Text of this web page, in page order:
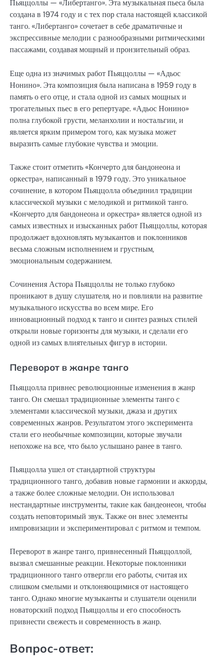
Пьяццоллы — «Либертанго». Эта музыкальная пьеса была
создана в 1974 году и с тех пор стала настоящей классикой
танго. «Либертанго» сочетает в себе драматичные и
экспрессивные мелодии с разнообразными ритмическими
пассажами, создавая мощный и пронзительный образ.
Еще одна из значимых работ Пьяццоллы — «Адьос
Нонино». Эта композиция была написана в 1959 году в
память о его отце, и стала одной из самых мощных и
трогательных пьес в его репертуаре. «Адьос Нонино»
полна глубокой грусти, меланхолии и ностальгии, и
является ярким примером того, как музыка может
выразить самые глубокие чувства и эмоции.
Также стоит отметить «Кончерто для бандонеона и
оркестра», написанный в 1979 году. Это уникальное
сочинение, в котором Пьяццолла объединил традиции
классической музыки с мелодикой и ритмикой танго.
«Кончерто для бандонеона и оркестра» является одной из
самых известных и изысканных работ Пьяццоллы, которая
продолжает вдохновлять музыкантов и поклонников
весьма сложным исполнением и грустным,
эмоциональным содержанием.
Сочинения Астора Пьяццоллы не только глубоко
проникают в душу слушателя, но и повлияли на развитие
музыкального искусства во всем мире. Его
инновационный подход к танго и синтез разных стилей
открыли новые горизонты для музыки, и сделали его
одной из самых влиятельных фигур в истории.
Переворот в жанре танго
Пьяццолла привнес революционные изменения в жанр
танго. Он смешал традиционные элементы танго с
элементами классической музыки, джаза и других
современных жанров. Результатом этого эксперимента
стали его необычные композиции, которые звучали
непохоже на все, что было услышано ранее в танго.
Пьяццолла ушел от стандартной структуры
традиционного танго, добавив новые гармонии и аккорды,
а также более сложные мелодии. Он использовал
нестандартные инструменты, такие как бандеонеон, чтобы
создать неповторимый звук. Также он внес элементы
импровизации и экспериментировал с ритмом и темпом.
Переворот в жанре танго, привнесенный Пьяццоллой,
вызвал смешанные реакции. Некоторые поклонники
традиционного танго отвергли его работы, считая их
слишком смелыми и отклоняющимися от настоящего
танго. Однако многие музыканты и слушатели оценили
новаторский подход Пьяццоллы и его способность
привнести свежесть и современность в жанр.
Вопрос-ответ: